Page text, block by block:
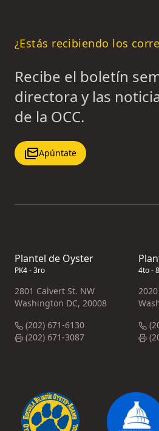
¿Estás recibiendo los
Recibe el boletín
directora y las
de la OCC.
Apúntate
Plantel de Oyster
PK4 - 3ro
2801 Calvert St. NW
Washington DC, 20008
(202) 671-6130
(202) 671-3087
4to -